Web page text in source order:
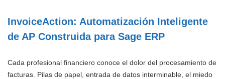
InvoiceAction: Automatización Inteligente
de AP Construida para Sage ERP
Cada profesional financiero conoce el dolor del procesamiento de
facturas. Pilas de papel, entrada de datos interminable, el miedo